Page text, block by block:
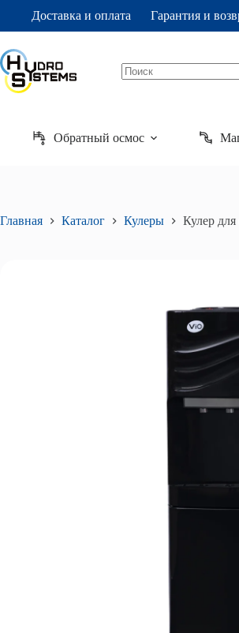
сути
Доставка и оплата Гарантия и
Обратный осмос
Главная Каталог Кулеры Кулер